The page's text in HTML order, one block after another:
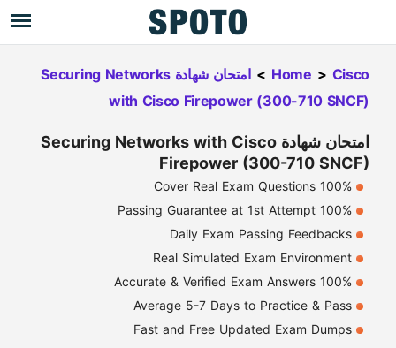
Home > Cisco
>
امتحان شهادة Securing Networks
with Cisco Firepower (300-710 SNCF)
امتحان شهادة Securing Networks with Cisco
Firepower (300-710 SNCF)